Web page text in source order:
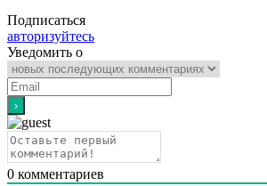
Подписаться
авторизуйтесь
Уведомить о
0 комментариев